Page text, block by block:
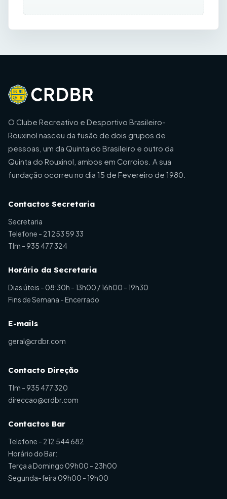
O Clube Recreativo e Desportivo Brasileiro-
Rouxinol nasceu da fusão de dois grupos de
pessoas, um da Quinta do Brasileiro e outro da
Quinta do Rouxinol, ambos em Corroios. A sua
fundação ocorreu no dia 15 de Fevereiro de 1980.
Contactos Secretaria
Secretaria
Telefone - 21 253 59 33
Tlm - 935 477 324
Horário da Secretaria
Dias úteis - 08:30h - 13h00 / 16h00 - 19h30
Fins de Semana - Encerrado
E-mails
geral@crdbr.com
Contacto Direção
Tlm - 935 477 320
direccao@crdbr.com
Contactos Bar
Telefone - 212 544 682
Horário do Bar:
Terça a Domingo 09h00 - 23h00
Segunda-feira 09h00 - 19h00